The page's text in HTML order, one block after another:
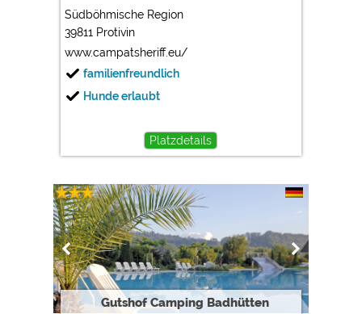
Südböhmische Region
39811 Protivin
www.campatsheriff.eu/
familienfreundlich
Hunde erlaubt
Platzdetails
Gutshof Camping Badhütten